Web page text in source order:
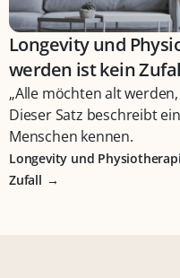
Longevity und
werden ist kein
„Alle möchten alt
Dieser Satz beschreibt
Menschen kennen.
Longevity und
Zufall